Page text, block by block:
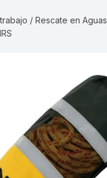
/Rescate en Aguas